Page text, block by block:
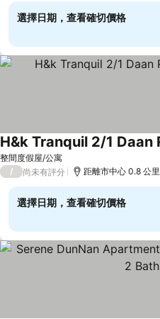
選擇日期，查看確切價格
整間度假屋/公寓
查看價格
/ 尚未有評分 距離市中心 0.8 公里
選擇日期，查看確切價格